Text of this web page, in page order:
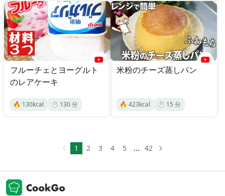
フルーチェとヨーグルト
のレアケーキ
🔥 130kcal ⏱️ 130分
米粉のチーズ蒸しパン
🔥 423kcal ⏱️ 15 分
1 2 3 4 5 ... 42